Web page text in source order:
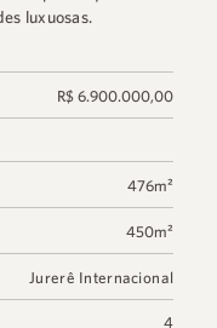
luxuosas.
R$ 6.900.000,00
476m²
450m²
Jurerê Internacional
4